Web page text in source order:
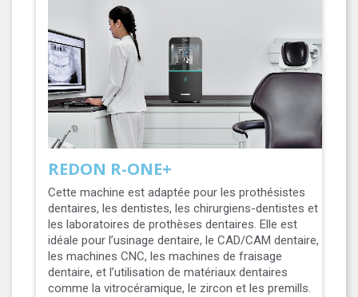
REDON R-ONE+
Cette machine est adaptée pour les prothésistes
dentaires, les dentistes, les chirurgiens-dentistes et
les laboratoires de prothèses dentaires. Elle est
idéale pour l’usinage dentaire, le CAD/CAM dentaire,
les machines CNC, les machines de fraisage
dentaire, et l’utilisation de matériaux dentaires
comme la vitrocéramique, le zircon et les premills.